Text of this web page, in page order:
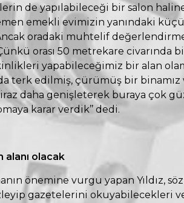
de yapılabileceği bir salon
emekli evimizin yanındaki
oradaki muhtelif
orası 50 metrekare civarında bir
yapabileceğimiz bir alan
terk edilmiş, çürümüş bir binamız
daha genişleterek buraya çok
karar verdik’’ dedi.
alanı olacak
önemine vurgu yapan Yıldız,
gazetelerini okuyabilecekleri